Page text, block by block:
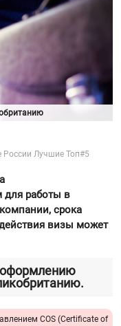
для работы в
срока
визы может
COS (Certificate of
России Лучшие Топ#5